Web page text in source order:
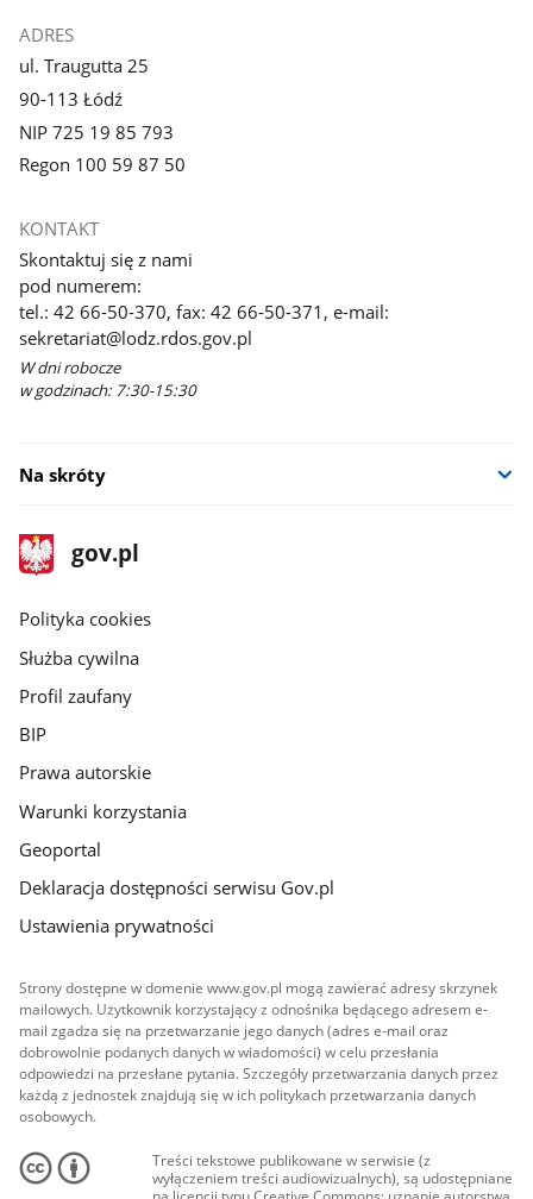
ADRES
ul. Traugutta 25
90-113 Łódź
NIP 725 19 85 793
Regon 100 59 87 50
KONTAKT
Skontaktuj się z nami
pod numerem:
tel.: 42 66-50-370, fax: 42 66-50-371, e-mail:
sekretariat@lodz.rdos.gov.pl
W dni robocze
w godzinach: 7:30-15:30
Na skróty
stopka
gov.pl
Strona
gov.pl
gov.pl
Polityka cookies
Służba cywilna
Profil zaufany
BIP
Prawa autorskie
Warunki korzystania
Geoportal
Deklaracja dostępności serwisu Gov.pl
Ustawienia prywatności
Strony dostępne w domenie www.gov.pl mogą zawierać adresy skrzynek
mailowych. Użytkownik korzystający z odnośnika będącego adresem e-
mail zgadza się na przetwarzanie jego danych (adres e-mail oraz
dobrowolnie podanych danych w wiadomości) w celu przesłania
odpowiedzi na przesłane pytania. Szczegóły przetwarzania danych przez
każdą z jednostek znajdują się w ich politykach przetwarzania danych
osobowych.
Treści tekstowe publikowane w serwisie (z
wyłączeniem treści audiowizualnych), są udostępniane